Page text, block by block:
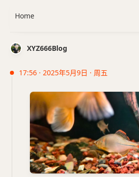
XYZ666Blog
17:56 · 2025年5月9日 · 周五
Home